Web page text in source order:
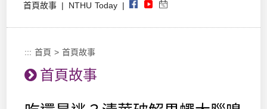
首頁故事 | NTHU Today |
::: 首頁 >首頁故事
首頁故事